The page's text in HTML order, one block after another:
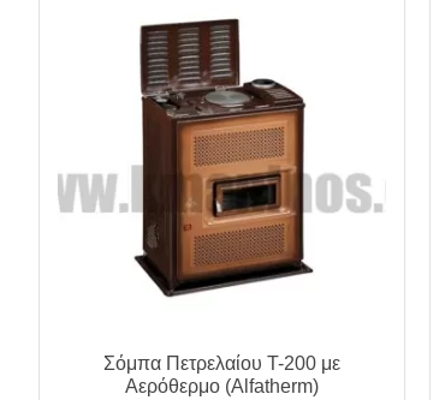
Σόμπα Πετρελαίου T-200 με
Αερόθερμο (Alfatherm)